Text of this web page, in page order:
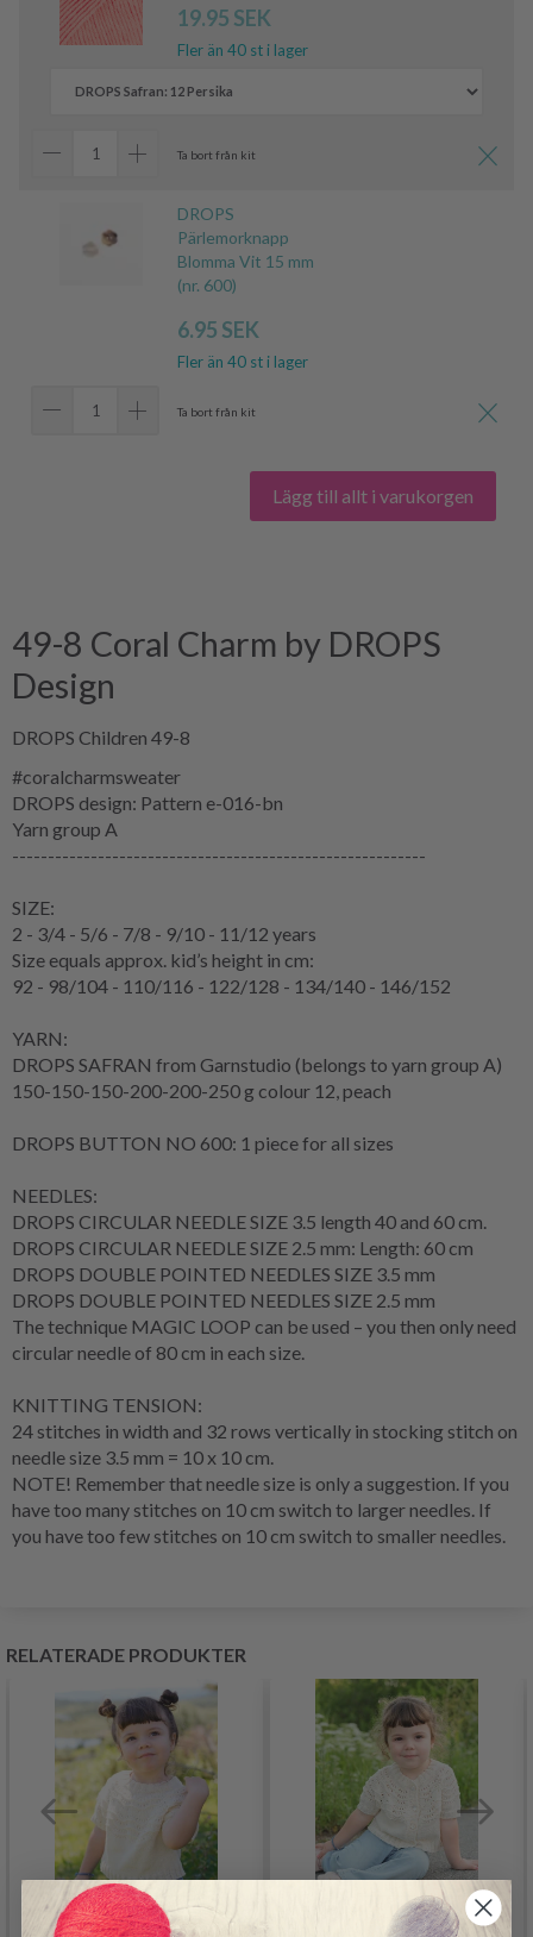
19.95 SEK
Fler än 40 st i lager
Ta bort från kit
DROPS
Pärlemorknapp
Blomma Vit 15 mm
(nr. 600)
6.95 SEK
Fler än 40 st i lager
Ta bort från kit
Lägg till allt i varukorgen
49-8 Coral Charm by DROPS
Design
DROPS Children 49-8
#coralcharmsweater
DROPS design: Pattern e-016-bn
Yarn group A
----------------------------------------------------------
SIZE:
2 - 3/4 - 5/6 - 7/8 - 9/10 - 11/12 years
Size equals approx. kid’s height in cm:
92 - 98/104 - 110/116 - 122/128 - 134/140 - 146/152
YARN:
DROPS SAFRAN from Garnstudio (belongs to yarn group A)
150-150-150-200-200-250 g colour 12, peach
DROPS BUTTON NO 600: 1 piece for all sizes
NEEDLES:
DROPS CIRCULAR NEEDLE SIZE 3.5 length 40 and 60 cm.
DROPS CIRCULAR NEEDLE SIZE 2.5 mm: Length: 60 cm
DROPS DOUBLE POINTED NEEDLES SIZE 3.5 mm
DROPS DOUBLE POINTED NEEDLES SIZE 2.5 mm
The technique MAGIC LOOP can be used – you then only need
circular needle of 80 cm in each size.
KNITTING TENSION:
24 stitches in width and 32 rows vertically in stocking stitch on
needle size 3.5 mm = 10 x 10 cm.
NOTE! Remember that needle size is only a suggestion. If you
have too many stitches on 10 cm switch to larger needles. If
you have too few stitches on 10 cm switch to smaller needles.
RELATERADE PRODUKTER